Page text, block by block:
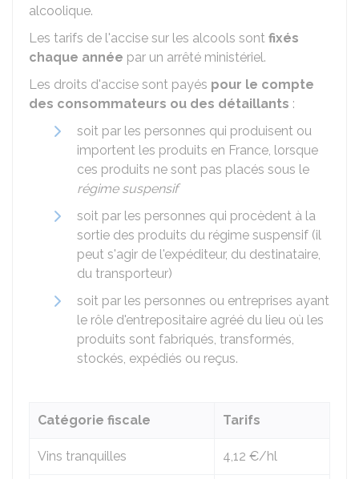
alcoolique.
Les tarifs de l'accise sur les alcools sont fixés
chaque année par un arrêté ministériel.
Les droits d'accise sont payés pour le compte
des consommateurs ou des détaillants :
soit par les personnes qui produisent ou
importent les produits en France, lorsque
ces produits ne sont pas placés sous le
régime suspensif
soit par les personnes qui procèdent à la
sortie des produits du régime suspensif (il
peut s'agir de l'expéditeur, du destinataire,
du transporteur)
soit par les personnes ou entreprises ayant
le rôle d'entrepositaire agréé du lieu où les
produits sont fabriqués, transformés,
stockés, expédiés ou reçus.
Catégorie fiscale Tarifs
Vins tranquilles 4,12 €/hl